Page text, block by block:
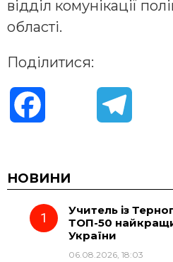
відділ комунікації
області.
Поділитися:
c
e e
НОВИНИ
Учитель із
ТОП-50
України
06.08.2026, 18:03